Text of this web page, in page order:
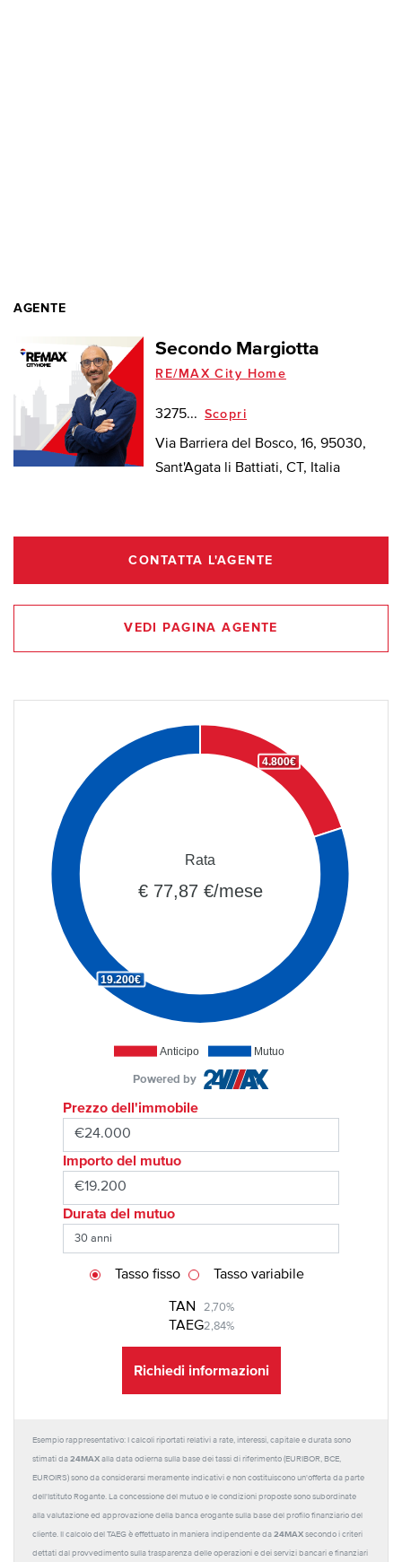
AGENTE
Secondo Margiotta
RE/MAX City Home
3275... Scopri
Via Barriera del Bosco, 16, 95030,
Sant'Agata li Battiati, CT, Italia
CONTATTA L'AGENTE
VEDI PAGINA AGENTE
Anticipo Mutuo
4.800€
19.200€
Rata
€ 77,87 €/mese
Powered by
Prezzo dell'immobile
Importo del mutuo
Durata del mutuo
TAN 2,70%
TAEG2,84%
Tasso fisso Tasso variabile
Richiedi informazioni
Esempio rappresentativo: I calcoli riportati relativi a rate, interessi, capitale e durata sono
stimati da 24MAX alla data odierna sulla base dei tassi di riferimento (EURIBOR, BCE,
EUROIRS) sono da considerarsi meramente indicativi e non costituiscono un'offerta da parte
dell'Istituto Rogante. La concessione del mutuo e le condizioni proposte sono subordinate
alla valutazione ed approvazione della banca erogante sulla base del profilo finanziario del
cliente. Il calcolo del TAEG è effettuato in maniera indipendente da 24MAX secondo i criteri
dettati dal provvedimento sulla trasparenza delle operazioni e dei servizi bancari e finanziari